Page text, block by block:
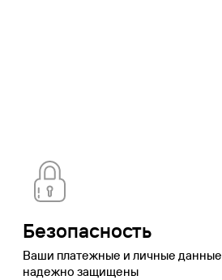
Безопасность
Ваши платежные и личные данные
надежно защищены